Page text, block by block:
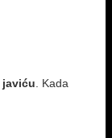
javiću . Kada